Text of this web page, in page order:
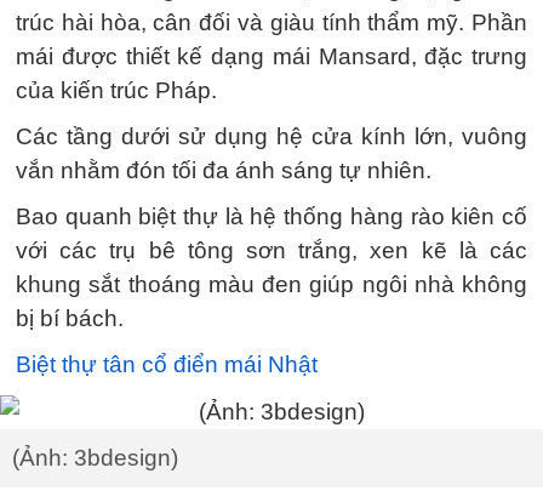
trúc hài hòa, cân đối và giàu tính thẩm mỹ. Phần
mái được thiết kế dạng mái Mansard, đặc trưng
của kiến trúc Pháp.
Các tầng dưới sử dụng hệ cửa kính lớn, vuông
vắn nhằm đón tối đa ánh sáng tự nhiên.
Bao quanh biệt thự là hệ thống hàng rào kiên cố
với các trụ bê tông sơn trắng, xen kẽ là các
khung sắt thoáng màu đen giúp ngôi nhà không
bị bí bách.
Biệt thự tân cổ điển mái Nhật
(Ảnh: 3bdesign)